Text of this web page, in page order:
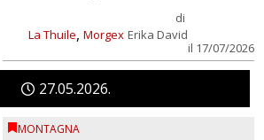
La Thuile, Morgex
di
Erika David
il 17/07/2026
2705 2026
MONTAGNA